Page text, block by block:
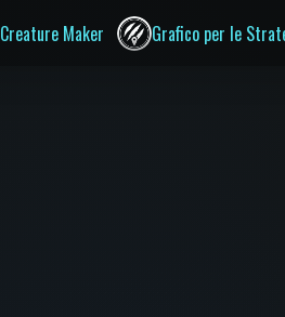
Creature Maker Grafico per le